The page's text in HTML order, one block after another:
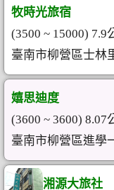
牧時光旅宿
(3500 ~ 15000) 7.9
臺南市柳營區士林
嬉思迪度
(3600 ~ 3600) 8.07
臺南市柳營區進學
湘源大旅社